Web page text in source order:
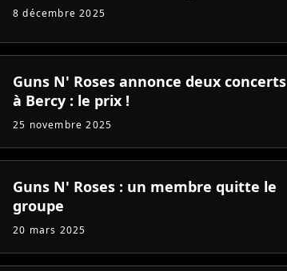
8 décembre 2025
Guns N' Roses annonce deux concerts
à Bercy : le prix !
25 novembre 2025
Guns N' Roses : un membre quitte le
groupe
20 mars 2025